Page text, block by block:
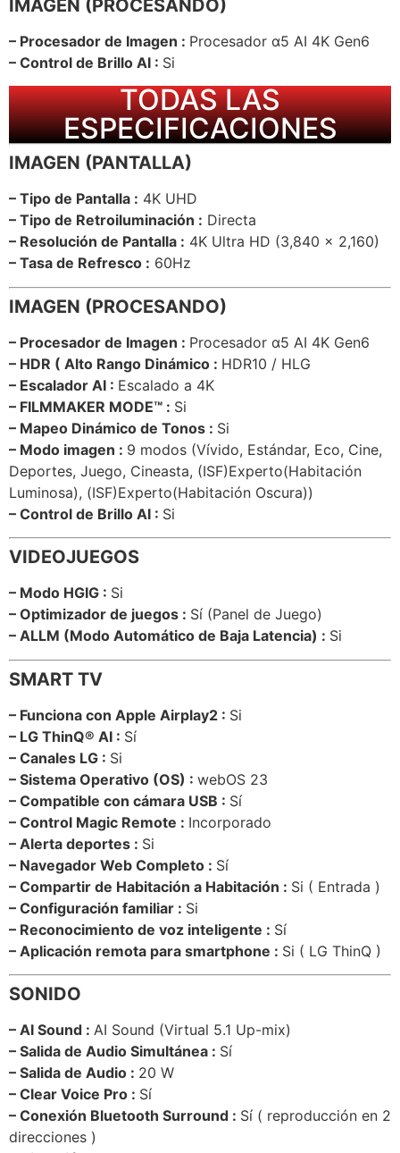
IMAGEN (PROCESANDO)
– Procesador de Imagen : Procesador α5 AI 4K Gen6
– Control de Brillo AI : Si
TODAS LAS
ESPECIFICACIONES
IMAGEN (PANTALLA)
– Tipo de Pantalla : 4K UHD
– Tipo de Retroiluminación : Directa
– Resolución de Pantalla : 4K Ultra HD (3,840 x 2,160)
– Tasa de Refresco : 60Hz
IMAGEN (PROCESANDO)
– Procesador de Imagen : Procesador α5 AI 4K Gen6
– HDR ( Alto Rango Dinámico : HDR10 / HLG
– Escalador AI : Escalado a 4K
– FILMMAKER MODE™ : Si
– Mapeo Dinámico de Tonos : Si
– Modo imagen : 9 modos (Vívido, Estándar, Eco, Cine,
Deportes, Juego, Cineasta, (ISF)Experto(Habitación
Luminosa), (ISF)Experto(Habitación Oscura))
– Control de Brillo AI : Si
VIDEOJUEGOS
– Modo HGIG : Si
– Optimizador de juegos : Sí (Panel de Juego)
– ALLM (Modo Automático de Baja Latencia) : Si
SMART TV
– Funciona con Apple Airplay2 : Si
– LG ThinQ® AI : Sí
– Canales LG : Si
– Sistema Operativo (OS) : webOS 23
– Compatible con cámara USB : Sí
– Control Magic Remote : Incorporado
– Alerta deportes : Si
– Navegador Web Completo : Sí
– Compartir de Habitación a Habitación : Si ( Entrada )
– Configuración familiar : Si
– Reconocimiento de voz inteligente : Sí
– Aplicación remota para smartphone : Si ( LG ThinQ )
SONIDO
– AI Sound : AI Sound (Virtual 5.1 Up-mix)
– Salida de Audio Simultánea : Sí
– Salida de Audio : 20 W
– Clear Voice Pro : Sí
– Conexión Bluetooth Surround : Sí ( reproducción en 2
direcciones )